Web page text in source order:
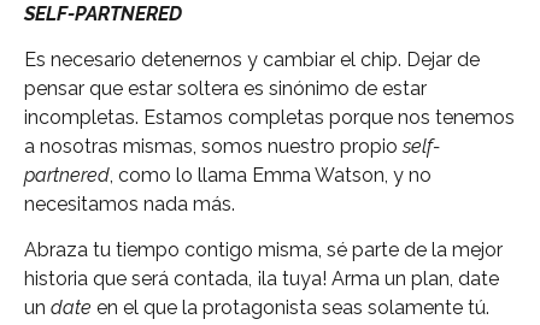
SELF-PARTNERED
Es necesario detenernos y cambiar el chip. Dejar de
pensar que estar soltera es sinónimo de estar
incompletas. Estamos completas porque nos tenemos
a nosotras mismas, somos nuestro propioself-
partnered, como lo llama Emma Watson, y no
necesitamos nada más.
Abraza tu tiempo contigo misma, sé parte de la mejor
historia que será contada, ¡la tuya! Arma un plan, date
un date en el que la protagonista seas solamente tú.